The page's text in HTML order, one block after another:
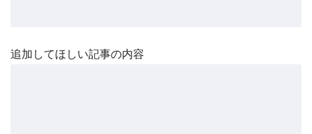
追加してほしい記事の内容